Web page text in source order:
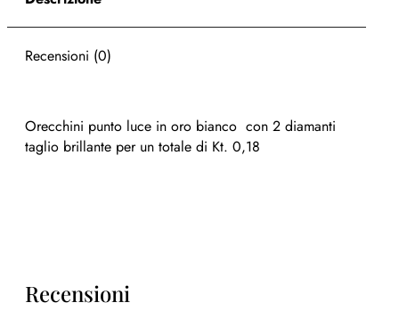
Recensioni (0)
Orecchini punto luce in oro bianco con 2 diamanti
taglio brillante per un totale di Kt. 0,18
Recensioni